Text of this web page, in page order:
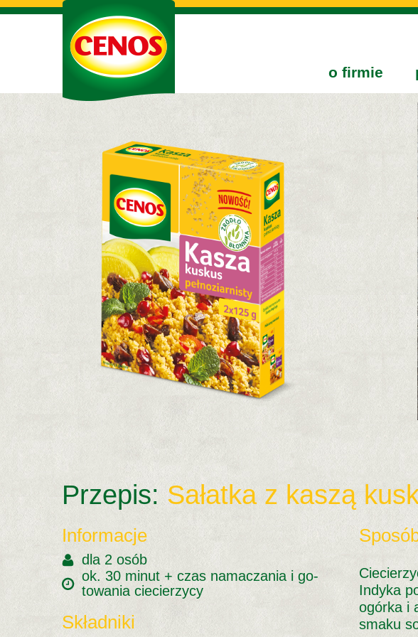
o firmie
Przepis: Sałatka z kaszą
Informacje
dla 2 osób
ok. 30 mi­nut + czas na­ma­cza­nia i go­
to­wa­nia cie­cie­rzy­cy
Składniki
Indyka
ogórka i
smaku